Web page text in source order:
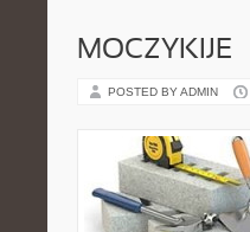
MOCZYKIJE
POSTED BY ADMIN